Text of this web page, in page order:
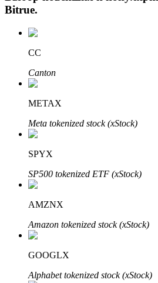
Получите долгосрочную
Изучите стейкинг
Узнайте о пассивном доходе
Bitrue.
CC
Canton
METAX
Meta tokenized stock (xStock)
SPYX
SP500 tokenized ETF (xStock)
AMZNX
Amazon tokenized stock (xStock)
GOOGLX
Alphabet tokenized stock (xStock)